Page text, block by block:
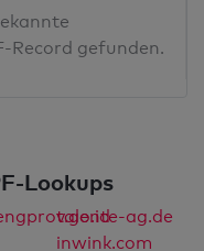
Record gefunden.
Lookups
talente-ag.de
inwink.com